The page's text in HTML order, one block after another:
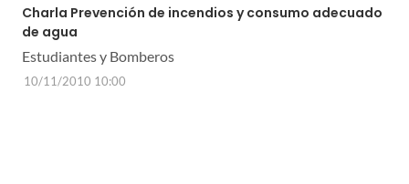
Charla Prevención de incendios y consumo adecuado
de agua
Estudiantes y Bomberos
10/11/2010 10:00